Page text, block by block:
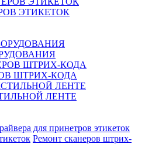
ЭТИКЕТОК
ШТРИХ-КОДА
ЛЕНТЕ
для принетров этикеток
Ремонт сканеров штрих-